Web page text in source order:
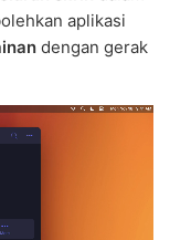
aplikasi
dengan gerak